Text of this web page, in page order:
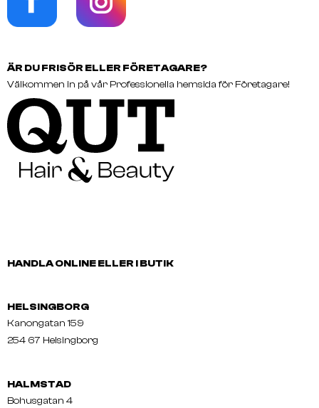
ÄR DU FRISÖR ELLER FÖRETAGARE?
Välkommen in på vår Professionella hemsida för Företagare!
HANDLA ONLINE ELLER I BUTIK
HELSINGBORG
Kanongatan 159
254 67 Helsingborg
HALMSTAD
Bohusgatan 4